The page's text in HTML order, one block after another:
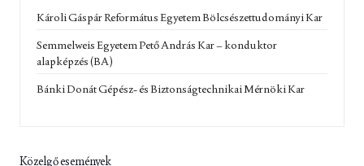
Károli Gáspár Református Egyetem Bölcsészettudományi Kar
Semmelweis Egyetem Pető András Kar – konduktor
alapképzés (BA)
Bánki Donát Gépész- és Biztonságtechnikai Mérnöki Kar
Közelgő események